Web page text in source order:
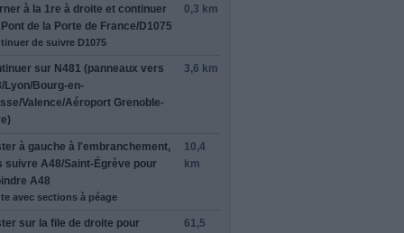
à la 1re à droite et continuer
Pont de la Porte de France/D1075
de suivre D1075
0,3 km
sur N481 (panneaux vers
Lyon/Bourg-en-
Valence/Aéroport Grenoble-
)
3,6 km
à gauche à l'embranchement,
suivre A48/Saint-Égrève pour
A48
avec sections à péage
10,4
km
sur la file de droite pour
61,5
pour
Merci!
cet avis